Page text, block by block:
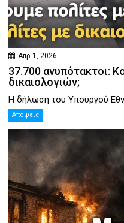
Απρ 1, 2026
37.700 ανυπότακτοι:
δικαιολογιών;
Η δήλωση του Υπουργού
Απόψεις